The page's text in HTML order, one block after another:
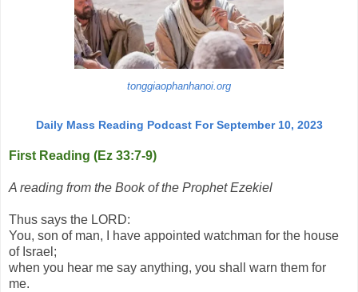
tonggiaophanhanoi.org
Daily Mass Reading Podcast For September 10, 2023
First Reading (Ez 33:7-9)
A reading from the Book of the Prophet Ezekiel
Thus says the LORD:
You, son of man, I have appointed watchman for the house
of Israel;
when you hear me say anything, you shall warn them for
me.